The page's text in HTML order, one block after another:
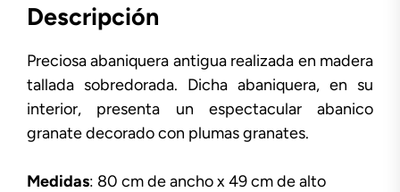
Descripción
Preciosa abaniquera antigua realizada en madera
tallada sobredorada. Dicha abaniquera, en su
interior, presenta un espectacular abanico
granate decorado con plumas granates.
Medidas: 80 cm de ancho x 49 cm de alto